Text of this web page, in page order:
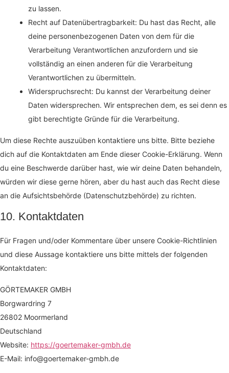
zu lassen.
Recht auf Datenübertragbarkeit: Du hast das Recht, alle
deine personenbezogenen Daten von dem für die
Verarbeitung Verantwortlichen anzufordern und sie
vollständig an einen anderen für die Verarbeitung
Verantwortlichen zu übermitteln.
Widerspruchsrecht: Du kannst der Verarbeitung deiner
Daten widersprechen. Wir entsprechen dem, es sei denn es
gibt berechtigte Gründe für die Verarbeitung.
Um diese Rechte auszuüben kontaktiere uns bitte. Bitte beziehe
dich auf die Kontaktdaten am Ende dieser Cookie-Erklärung. Wenn
du eine Beschwerde darüber hast, wie wir deine Daten behandeln,
würden wir diese gerne hören, aber du hast auch das Recht diese
an die Aufsichtsbehörde (Datenschutzbehörde) zu richten.
10. Kontaktdaten
Für Fragen und/oder Kommentare über unsere Cookie-Richtlinien
und diese Aussage kontaktiere uns bitte mittels der folgenden
Kontaktdaten:
GÖRTEMAKER GMBH
Borgwardring 7
26802 Moormerland
Deutschland
Website: https://goertemaker-gmbh.de
E-Mail: info@goertemaker-gmbh.de